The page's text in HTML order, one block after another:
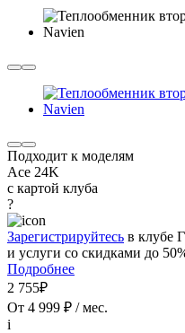
Подходит к моделям
Ace 24K
с картой клуба
?
Зарегистрируйтесь в клубе
и услуги со скидками до
Подробнее
2 755₽
От 4 999 ₽ / мес.
i